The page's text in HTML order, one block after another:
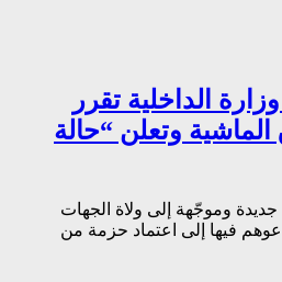
الأضحى 2026: وزارة الداخلية تقرر
وتعلن “حالة
جديدة وموجّهة إلى ولاة الجهات
فيها إلى اعتماد حزمة من